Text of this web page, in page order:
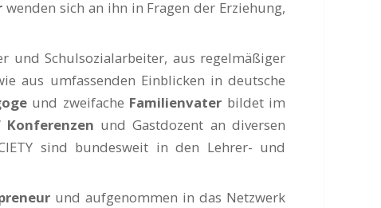
wenden sich an ihn in Fragen der Erziehung,
und Schulsozialarbeiter, aus regelmäßiger
aus umfassenden Einblicken in deutsche
und zweifache Familienvater bildet im
und Gastdozent an diversen
sind bundesweit in den Lehrer- und
und aufgenommen in das Netzwerk